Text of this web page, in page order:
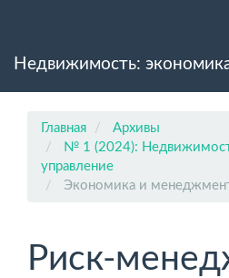
Основное
панель
Недвижимость:
Главная
Архивы
№ 1 (2024):
управление
Экономика и
Риск-